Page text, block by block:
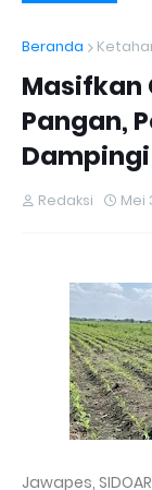
Beranda
Masifkan
Pangan,
Redaksi Mei
Jawapes,